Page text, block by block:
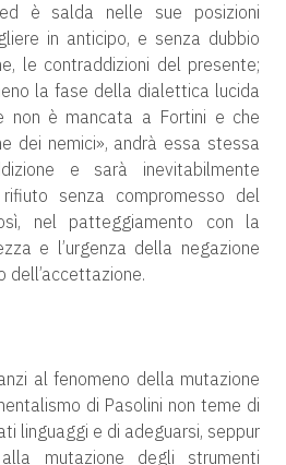
è salda nelle sue posizioni
in anticipo, e senza dubbio
le contraddizioni del presente;
la fase della dialettica lucida
non è mancata a Fortini e che
dei nemici», andrà essa stessa
e sarà inevitabilmente
senza compromesso del
nel patteggiamento con la
e l’urgenza della negazione
dell’accettazione.
al fenomeno della mutazione
di Pasolini non teme di
linguaggi e di adeguarsi, seppur
mutazione degli strumenti